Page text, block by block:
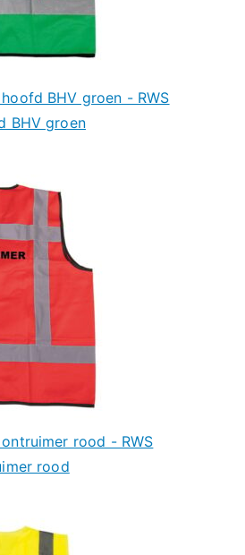
BHV groen - RWS
BHV groen
rood - RWS
rood